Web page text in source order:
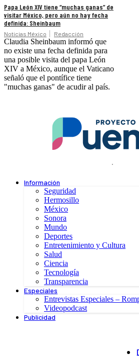
Papa León XIV tiene “muchas ganas” de
visitar México, pero aún no hay fecha
definida: Sheinbaum
Noticias México Redacción
Claudia Sheinbaum informó que
no existe una fecha definida para
una posible visita del papa León
XIV a México, aunque el Vaticano
señaló que el pontífice tiene
"muchas ganas" de acudir al país.
.
Información
Seguridad
Hermosillo
México
Sonora
Mundo
Deportes
Entretenimiento y Cultura
Salud
Ciencia
Tecnología
Transparencia
Especiales
Entrevistas Especiales –
Videopodcast
Publicidad